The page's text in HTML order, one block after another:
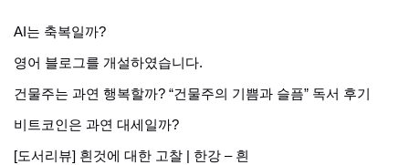
AI는 축복일까?
영어 블로그를 개설하였습니다.
건물주는 과연 행복할까? “건물주의 기쁨과 슬픔” 독서 후기
비트코인은 과연 대세일까?
[도서리뷰] 흰것에 대한 고찰 | 한강 – 흰